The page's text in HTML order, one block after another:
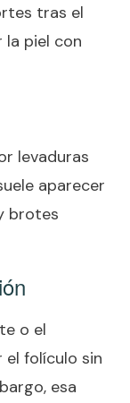
tras el
la piel con
levaduras
aparecer
brotes
o el
el folículo sin
esa